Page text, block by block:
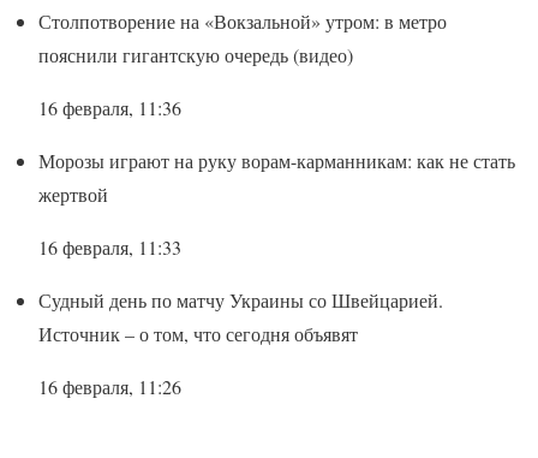
Столпотворение на «Вокзальной» утром: в метро
пояснили гигантскую очередь (видео)
16 февраля, 11:36
Морозы играют на руку ворам-карманникам: как не стать
жертвой
16 февраля, 11:33
Судный день по матчу Украины со Швейцарией.
Источник – о том, что сегодня объявят
16 февраля, 11:26